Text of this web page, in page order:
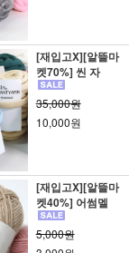
[재입고X][알뜰마
켓70%] 씬 자
35,000원
10,000원
[재입고X][알뜰마
켓40%] 어썸멜
5,000원